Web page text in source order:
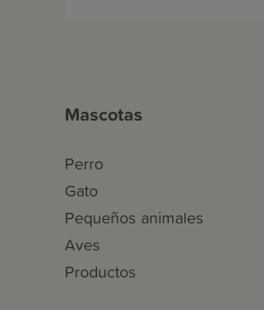
Mascotas
Perro
Gato
Pequeños animales
Aves
Productos